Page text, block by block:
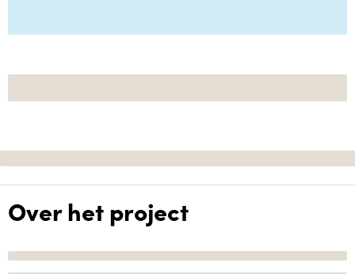
Over het project